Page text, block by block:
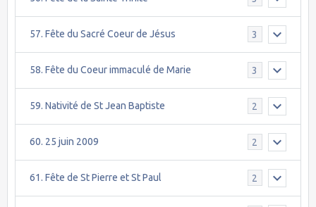
57. Fête du Sacré Coeur de Jésus 3
58. Fête du Coeur immaculé de Marie 3
59. Nativité de St Jean Baptiste 2
60. 25 juin 2009 2
61. Fête de St Pierre et St Paul 2